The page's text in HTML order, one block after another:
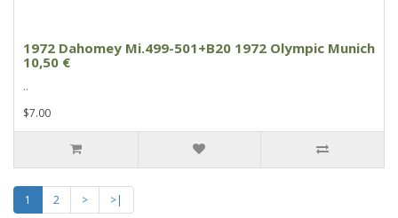
1972 Dahomey Mi.499-501+B20 1972 Olympic Munich
10,50 €
..
$7.00
1 2 >
>|